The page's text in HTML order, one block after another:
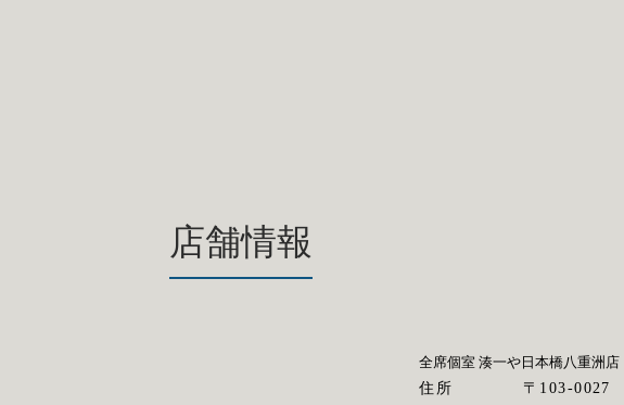
店舗情報
全席個室 湊一や 日本橋八重洲店
住所
〒103-0027